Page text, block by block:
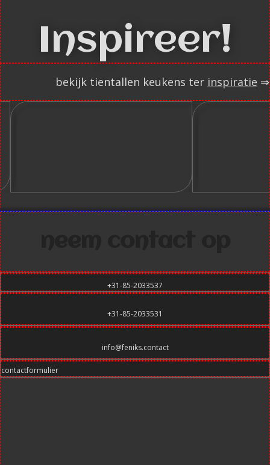
Inspireer!
bekijk tientallen keukens ter inspiratie ⇒
+31-85-2033537
+31-85-2033531
info@feniks.contact
contactformulier